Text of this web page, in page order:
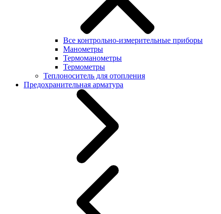
Все контрольно-измерительные приборы
Манометры
Термоманометры
Термометры
Теплоноситель для отопления
Предохранительная арматура